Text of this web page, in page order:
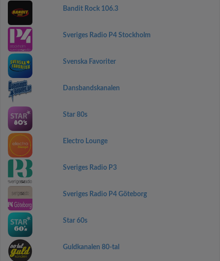
Bandit Rock 106.3
Sveriges Radio P4 Stockholm
Svenska Favoriter
Dansbandskanalen
Star 80s
Electro Lounge
Sveriges Radio P3
Sveriges Radio P4 Göteborg
Star 60s
Guldkanalen 80-tal